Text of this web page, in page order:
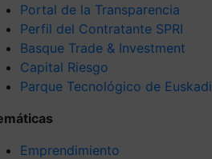
Portal de la Transparencia
Perfil del Contratante SPRI
Basque Trade & Investment
Capital Riesgo
Parque Tecnológico de Euskadi
Emprendimiento